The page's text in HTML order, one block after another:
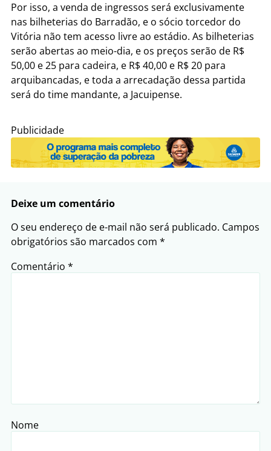
Por isso, a venda de ingressos será exclusivamente
nas bilheterias do Barradão, e o sócio torcedor do
Vitória não tem acesso livre ao estádio. As bilheterias
serão abertas ao meio-dia, e os preços serão de R$
50,00 e 25 para cadeira, e R$ 40,00 e R$ 20 para
arquibancadas, e toda a arrecadação dessa partida
será do time mandante, a Jacuipense.
Publicidade
Deixe um comentário
O seu endereço de e-mail não será publicado. Campos
obrigatórios são marcados com *
Comentário *
Nome